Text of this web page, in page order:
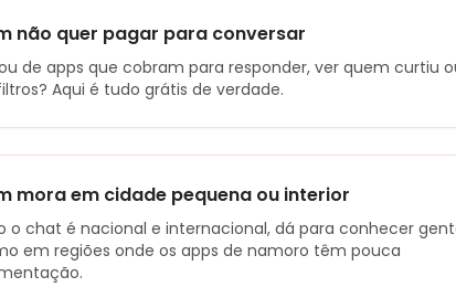
não quer pagar para conversar
de apps que cobram para responder, ver quem curtiu
Aqui é tudo grátis de verdade.
mora em cidade pequena ou interior
o chat é nacional e internacional, dá para conhecer
em regiões onde os apps de namoro têm pouca